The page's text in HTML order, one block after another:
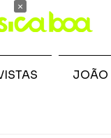
JOÃO
×